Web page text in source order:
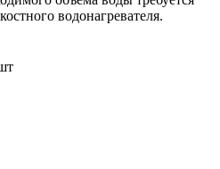
водонагревателя.